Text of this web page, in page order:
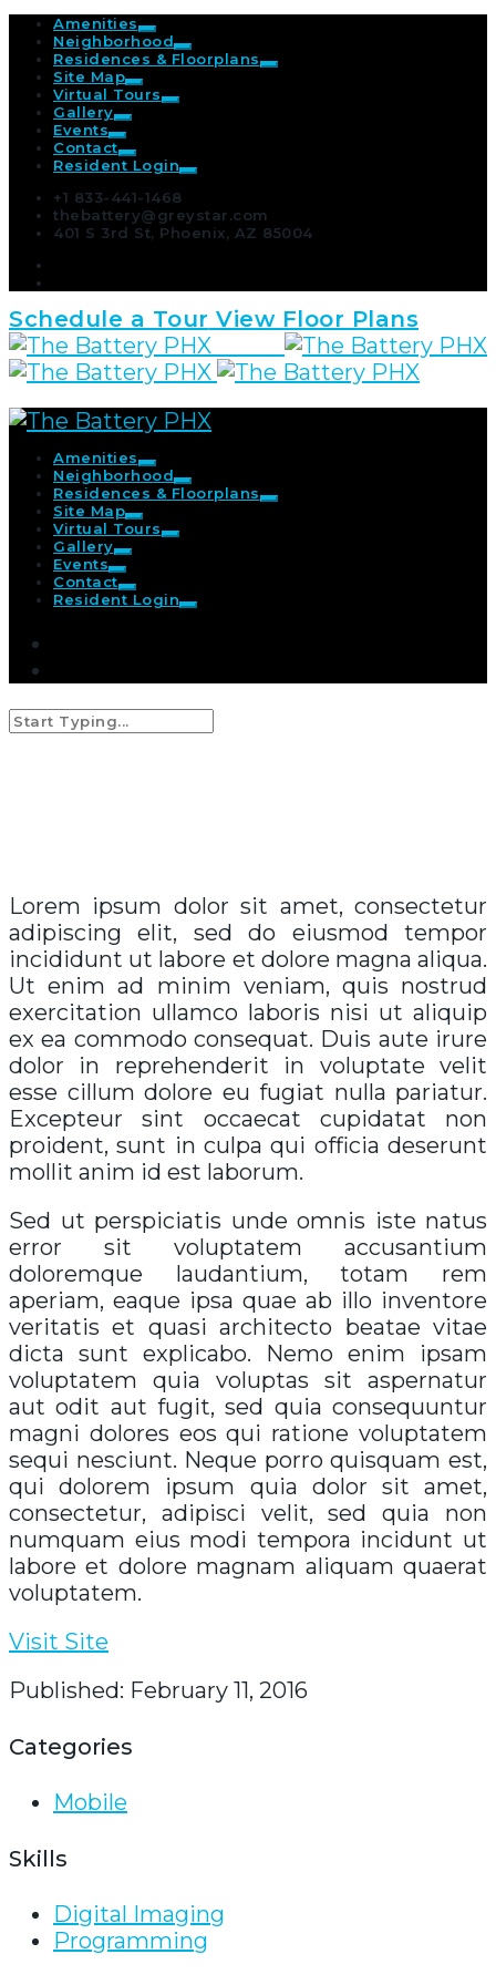
Amenities
Neighborhood
Residences & Floorplans
Site Map
Virtual Tours
Gallery
Events
Contact
Resident Login
+1 833-441-1468
thebattery@greystar.com
401 S 3rd St, Phoenix, AZ 85004
Schedule a Tour View Floor Plans
Amenities
Neighborhood
Residences & Floorplans
Site Map
Virtual Tours
Gallery
Events
Contact
Resident Login
Lorem ipsum dolor sit amet, consectetur
adipiscing elit, sed do eiusmod tempor
incididunt ut labore et dolore magna aliqua.
Ut enim ad minim veniam, quis nostrud
exercitation ullamco laboris nisi ut aliquip
ex ea commodo consequat. Duis aute irure
dolor in reprehenderit in voluptate velit
esse cillum dolore eu fugiat nulla pariatur.
Excepteur sint occaecat cupidatat non
proident, sunt in culpa qui officia deserunt
mollit anim id est laborum.
Sed ut perspiciatis unde omnis iste natus
error sit voluptatem accusantium
doloremque laudantium, totam rem
aperiam, eaque ipsa quae ab illo inventore
veritatis et quasi architecto beatae vitae
dicta sunt explicabo. Nemo enim ipsam
voluptatem quia voluptas sit aspernatur
aut odit aut fugit, sed quia consequuntur
magni dolores eos qui ratione voluptatem
sequi nesciunt. Neque porro quisquam est,
qui dolorem ipsum quia dolor sit amet,
consectetur, adipisci velit, sed quia non
numquam eius modi tempora incidunt ut
labore et dolore magnam aliquam quaerat
voluptatem.
Visit Site
Published: February 11, 2016
Categories
Mobile
Skills
Digital Imaging
Programming